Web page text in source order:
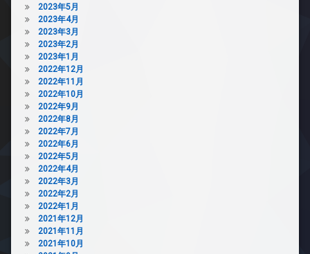
2023年5月
2023年4月
2023年3月
2023年2月
2023年1月
2022年12月
2022年11月
2022年10月
2022年9月
2022年8月
2022年7月
2022年6月
2022年5月
2022年4月
2022年3月
2022年2月
2022年1月
2021年12月
2021年11月
2021年10月